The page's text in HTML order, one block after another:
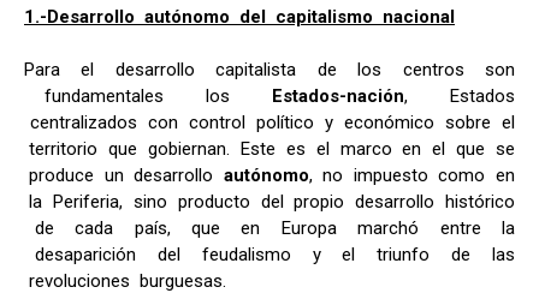
1.-Desarrollo autónomo del capitalismo nacional
Para el desarrollo capitalista de los centros son
fundamentales los Estados-nación, Estados
centralizados con control político y económico sobre el
territorio que gobiernan. Este es el marco en el que se
produce un desarrollo autónomo, no impuesto como en
la Periferia, sino producto del propio desarrollo histórico
de cada país, que en Europa marchó entre la
desaparición del feudalismo y el triunfo de las
revoluciones burguesas.